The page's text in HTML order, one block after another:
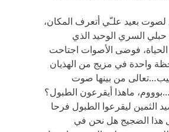
بعيد علـّي أتعرف المكان،
السري الوحيد الذي
فوضى الأصوات اجتاحت
واحدة في مزيج من الهذيان
من بينها صوت
ماهذا أيقرعون الطبول؟
الثمين ليقرعوا الطبول فرحا
هذا الضجيج هل نحن في